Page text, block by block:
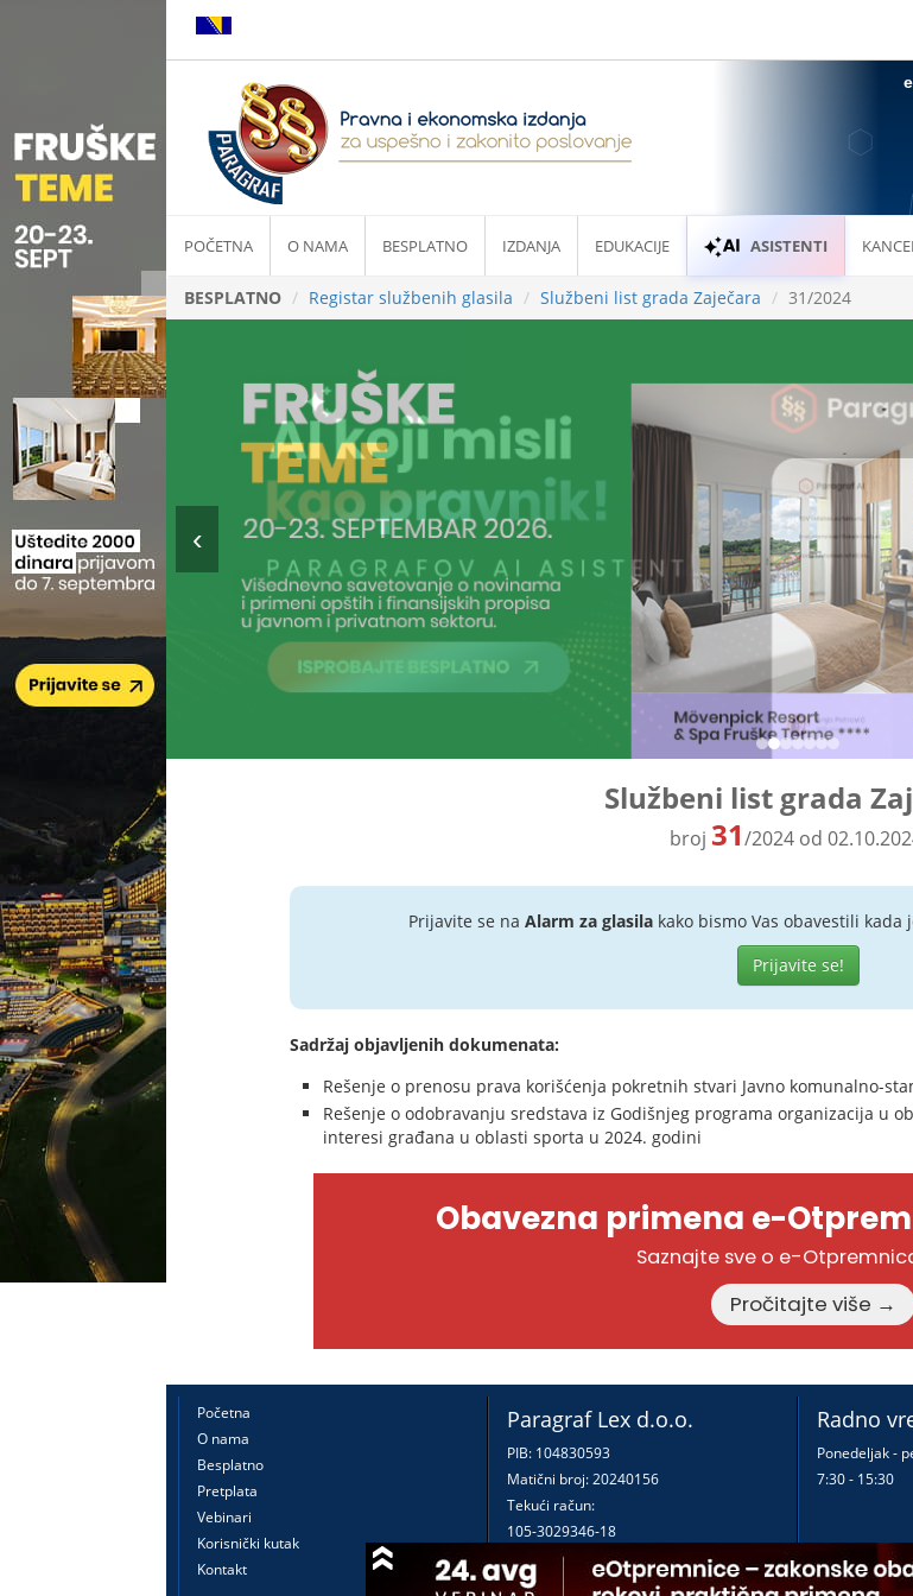
POČETNA O NAMA BESPLATNO IZDANJA EDUKACIJE ASISTENTI
BESPLATNO Registar službenih glasila Službeni list grada Zaječara 31/2024
Službeni list grada
broj 31/2024 od
Prijavite se na Alarm za glasilakako bismo Vas obavestili kada
Prijavite se!
Sadržaj objavljenih dokumenata:
Rešenje o prenosu prava korišćenja pokretnih stvari Javno komunalno-
Rešenje o odobravanju sredstava iz Godišnjeg programa organizacija u
interesi građana u oblasti sporta u 2024. godini
Obavezna primena e-
Saznajte sve o e-
Pročitajte više →
Početna
O nama
Besplatno
Pretplata
Vebinari
Korisnički kutak
Kontakt
Paragraf Lex d.o.o.
PIB: 104830593
Matični broj: 20240156
Tekući račun:
105-3029346-18
160-0000000380290-23
Radno
Ponedeljak -
7:30 - 15:30